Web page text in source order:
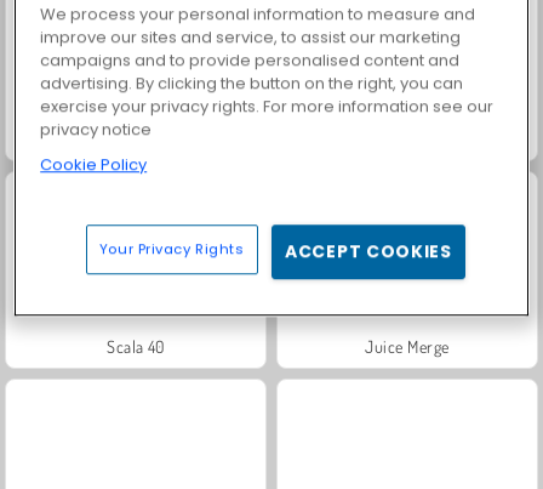
Jewel Garden Story
Scala 40 Juice Merge
We process your personal information to measure and
improve our sites and service, to assist our marketing
campaigns and to provide personalised content and
advertising. By clicking the button on the right, you can
exercise your privacy rights. For more information see our
privacy notice
Cookie Policy
Your Privacy Rights ACCEPT COOKIES